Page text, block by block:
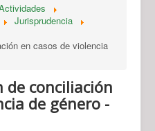
Jurisprudencia
en casos de violencia
de conciliación
de género -